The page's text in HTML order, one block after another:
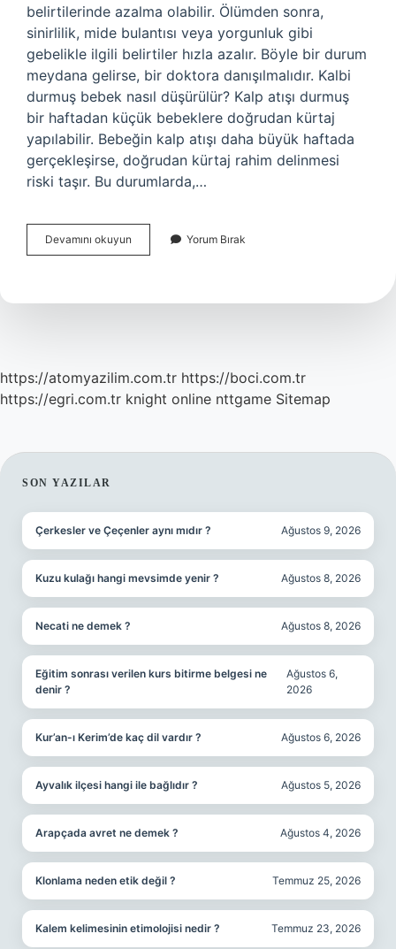
belirtilerinde azalma olabilir. Ölümden sonra,
sinirlilik, mide bulantısı veya yorgunluk gibi
gebelikle ilgili belirtiler hızla azalır. Böyle bir durum
meydana gelirse, bir doktora danışılmalıdır. Kalbi
durmuş bebek nasıl düşürülür? Kalp atışı durmuş
bir haftadan küçük bebeklere doğrudan kürtaj
yapılabilir. Bebeğin kalp atışı daha büyük haftada
gerçekleşirse, doğrudan kürtaj rahim delinmesi
riski taşır. Bu durumlarda,…
Devamını okuyun
Karnında
Bebek
Yorum Bırak
https://atomyazilim.com.tr https://boci.com.tr
https://egri.com.tr knight online nttgame Sitemap
SIDEBAR
SON YAZILAR
Çerkesler ve Çeçenler aynı mıdır ? Ağustos 9, 2026
Kuzu kulağı hangi mevsimde yenir ? Ağustos 8, 2026
Necati ne demek ? Ağustos 8, 2026
Eğitim sonrası verilen kurs bitirme belgesi ne
denir ?
Ağustos 6,
2026
Kur’an-ı Kerim’de kaç dil vardır ? Ağustos 6, 2026
Ayvalık ilçesi hangi ile bağlıdır ? Ağustos 5, 2026
Arapçada avret ne demek ? Ağustos 4, 2026
Klonlama neden etik değil ? Temmuz 25, 2026
Kalem kelimesinin etimolojisi nedir ? Temmuz 23, 2026